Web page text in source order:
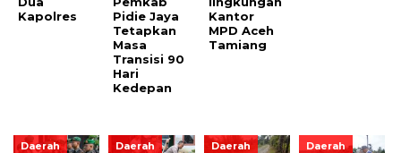
Kapolres
Pidie Jaya
Tetapkan
Masa
Transisi 90
Hari
Kedepan
Kantor
MPD Aceh
Tamiang
Daerah Daerah Daerah Daerah